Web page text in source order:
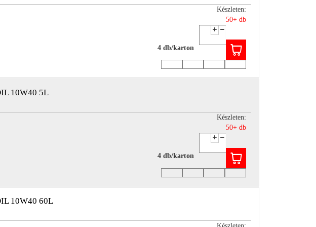
Készleten:
50+ db
4 db/karton
10W40 5L
Készleten:
50+ db
4 db/karton
10W40 60L
Készleten: